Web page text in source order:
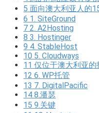
5 面向澳大利亚人的
6 1. SiteGround
7 2. A2Hosting
8 3. Hostinger
9 4. StableHost
10 5. Cloudways
11 仅位于澳大利亚
12 6. WP托管
13 7. DigitalPacific
14 8.潘瑟
15 9.关键